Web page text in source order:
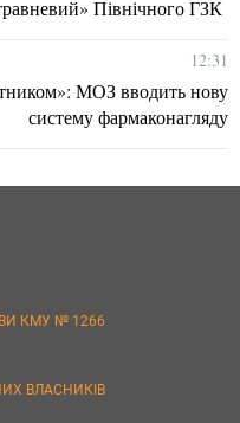
Північного ГЗК
12:31
МОЗ вводить нову
систему фармаконагляду
КМУ № 1266
ВЛАСНИКІВ